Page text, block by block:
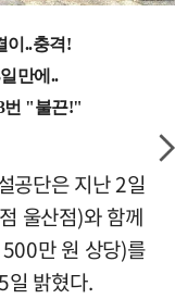
공단은 지난 2일
울산점)와 함께
만 원 상당)를
일 밝혔다.